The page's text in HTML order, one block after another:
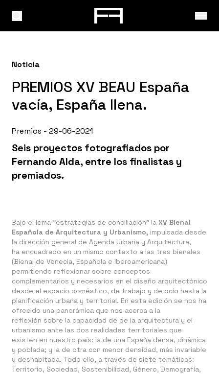
Noticia
PREMIOS XV BEAU España
vacía, España llena.
Premios - 29-06-2021
Seis proyectos fotografiados por
Fernando Alda, entre los finalistas y
premiados.
Bajo el lema "estrategias de conciliación" la XV Bienal
Española de Arquitectura y Urbanismo, impulsada desde
la dirección general de Agenda Urbana y Arquitectura,
ha encuadrado en un mismo contexto a las tres bienales
(Bienal de Venecia, Española e Iberoamericana)
permitiendo reflexionar sobre conceptos
complementarios y necesarios en el diseño arquitectónico
desde el espacio doméstico, de trabajo y de ocio hasta la
planificación urbana y territorial. En esta edición se nos ha
ofrecido una panorámica que nos acerca a la
reflexión sobre la capacidad de de la arquitectura y el
urbanismo ante las dos realidades territoriales que
existen en nuestro país: la de una España densa, dinámica
y poblada; y la de otra con menor densidad, más invariable
y deshabitada. Todo ello, a través de siete temáticas:
Territorio, Sociedad, Sostenibilidad, Género, Demografía,